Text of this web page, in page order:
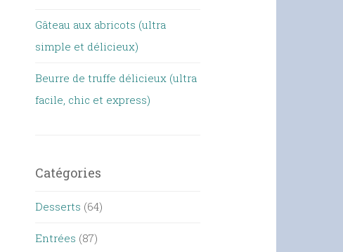
Gâteau aux abricots (ultra
simple et délicieux)
Beurre de truffe délicieux (ultra
facile, chic et express)
Catégories
Desserts (64)
Entrées (87)